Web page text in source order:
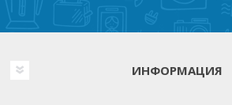
ИНФОРМАЦИЯ